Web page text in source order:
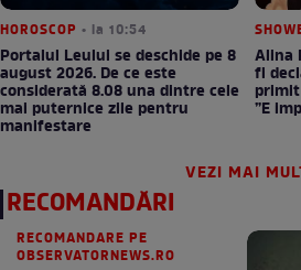
HOROSCOP • la 10:54
Portalul Leului se deschide pe 8
august 2026. De ce este
considerată 8.08 una dintre cele
mai puternice zile pentru
manifestare
Alina
fi
”E
VEZI MAI
RECOMANDĂRI
RECOMANDARE PE
OBSERVATORNEWS.RO